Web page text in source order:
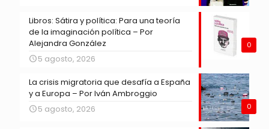
0
Libros: Sátira y política: Para una teoría
de la imaginación política – Por
Alejandra González
5 agosto, 2026
0
La crisis migratoria que desafía a España
y a Europa – Por Iván Ambroggio
5 agosto, 2026